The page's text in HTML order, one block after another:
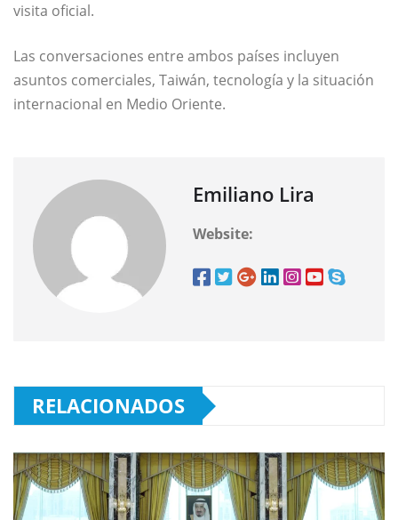
visita oficial.
Las conversaciones entre ambos países incluyen
asuntos comerciales, Taiwán, tecnología y la situación
internacional en Medio Oriente.
Emiliano Lira
Website:
RELACIONADOS